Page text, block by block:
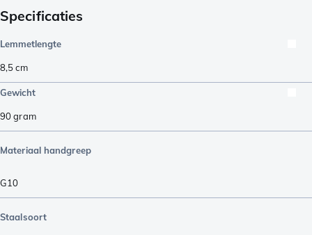
Specificaties
Lemmetlengte
8,5cm
Gewicht
90gram
Materiaal handgreep
G10
Staalsoort